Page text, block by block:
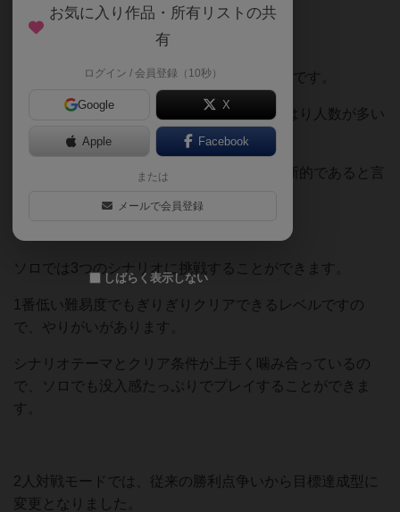
1049名 1名 0 5年以上前
ソロモードおよび2人対戦モードのレビューです。
基本セットが素晴らしい作品でしたが、やはり人数が多い
ほうがシステム上盛り上がるのも事実。
少人数プレイに対応した本拡張の登場は革新的であると言
ソロでは3つのシナリオに挑戦することができます。
1番低い難易度でもぎりぎりクリアできるレベルですの
で、やりがいがあります。
シナリオテーマとクリア条件が上手く噛み合っているの
で、ソロでも没入感たっぷりでプレイすることができま
す。
2人対戦モードでは、従来の勝利点争いから目標達成型に
変更となりました。
お気に入り作品・所有リストの共
有
ログイン / 会員登録（10秒）
Google X
Apple Facebook
または
メールで会員登録
しばらく表示しない